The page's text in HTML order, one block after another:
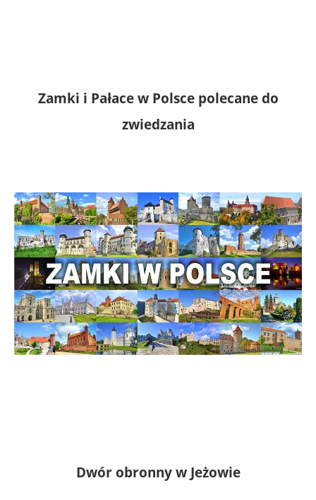
Zamki i Pałace w Polsce polecane do
zwiedzania
Dwór obronny w Jeżowie